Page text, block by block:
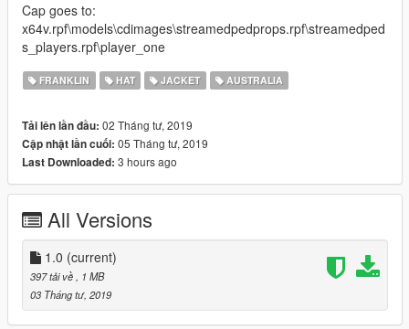
Cap goes to:
x64v.rpf\models\cdimages\streamedpedprops.rpf\streamedped
s_players.rpf\player_one
FRANKLIN HAT JACKET AUSTRALIA
Tải lên lần đầu: 02 Tháng tư, 2019
Cập nhật lần cuối: 05 Tháng tư, 2019
Last Downloaded: 3 hours ago
All Versions
1.0 (current)
397 tải về
, 1 MB
03 Tháng tư, 2019